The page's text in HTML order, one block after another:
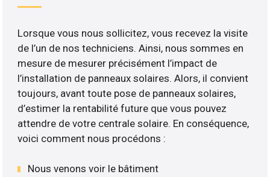
Lorsque vous nous sollicitez, vous recevez la visite
de l’un de nos techniciens. Ainsi, nous sommes en
mesure de mesurer précisément l’impact de
l’installation de panneaux solaires. Alors, il convient
toujours, avant toute pose de panneaux solaires,
d’estimer la rentabilité future que vous pouvez
attendre de votre centrale solaire. En conséquence,
voici comment nous procédons :
Nous venons voir le bâtiment